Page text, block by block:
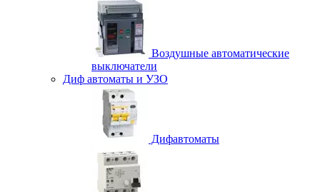
Воздушные автоматические
выключатели
Диф автоматы и УЗО
Дифавтоматы